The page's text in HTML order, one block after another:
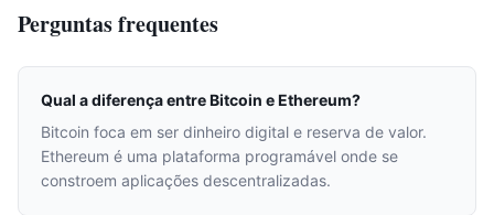
Perguntas frequentes
Qual a diferença entre Bitcoin e Ethereum?
Bitcoin foca em ser dinheiro digital e reserva de valor.
Ethereum é uma plataforma programável onde se
constroem aplicações descentralizadas.